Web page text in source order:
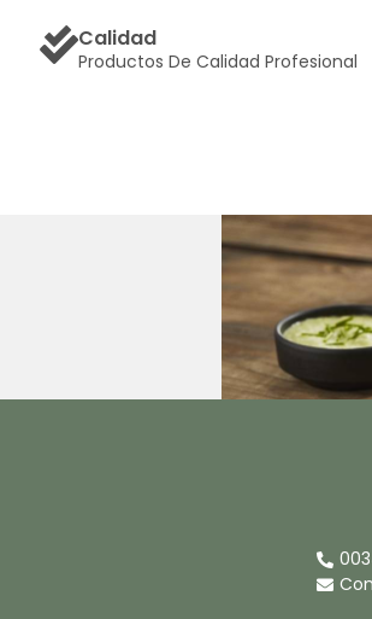
Calidad
Productos De Calidad Profesional